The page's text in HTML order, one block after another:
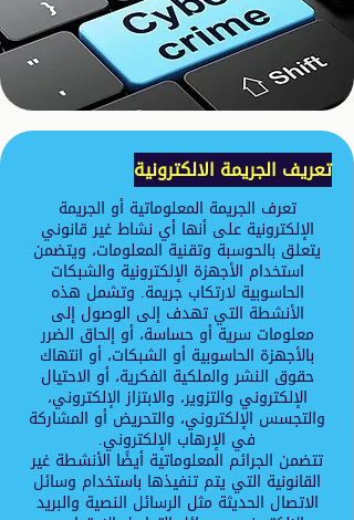
تعريف الجريمة الالكترونية
تعرف الجريمة المعلوماتية أو الجريمة
الإلكترونية على أنها أي نشاط غير قانوني
يتعلق بالحوسبة وتقنية المعلومات، ويتضمن
استخدام الأجهزة الإلكترونية والشبكات
الحاسوبية لارتكاب جريمة. وتشمل هذه
الأنشطة التي تهدف إلى الوصول إلى
معلومات سرية أو حساسة، أو إلحاق الضرر
بالأجهزة الحاسوبية أو الشبكات، أو انتهاك
حقوق النشر والملكية الفكرية، أو الاحتيال
الإلكتروني والتزوير، والابتزاز الإلكتروني،
والتجسس الإلكتروني، والتحريض أو المشاركة
في الإرهاب الإلكتروني.
تتضمن الجرائم المعلوماتية أيضًا الأنشطة غير
القانونية التي يتم تنفيذها باستخدام وسائل
الاتصال الحديثة مثل الرسائل النصية والبريد